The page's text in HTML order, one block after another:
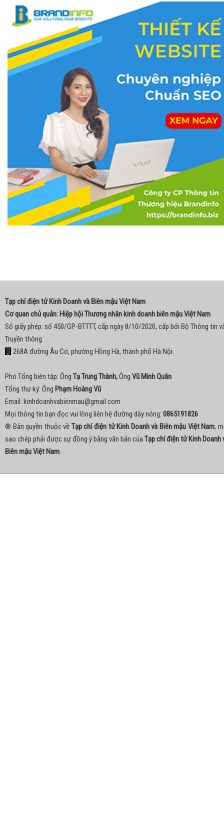
Tạp chí điện tử Kinh Doanh và Biên mậu Việt Nam
Cơ quan chủ quản: Hiệp hội Thương nhân kinh doanh biên mậu Việt Nam
Số giấy phép: số 450/GP-BTTTT, cấp ngày 8/10/2020, cấp bởi Bộ Thông tin
Truyền thông
268A đường Âu Cơ, phường Hồng Hà, thành phố Hà Nội.
Phó Tổng biên tập: Ông Tạ Trung Thành,Ông Vũ Minh Quân
Tổng thư ký: Ông Phạm Hoàng Vũ
Email: kinhdoanhvabienmau@gmail.com
Mọi thông tin bạn đọc vui lòng liên hệ đường dây nóng: 0865191826
® Bản quyền thuộc về Tạp chí điện tử Kinh Doanh và Biên mậu Việt Nam,
sao chép phải được sự đồng ý bằng văn bản củaTạp chí điện tử Kinh Doanh
Biên mậu Việt Nam.